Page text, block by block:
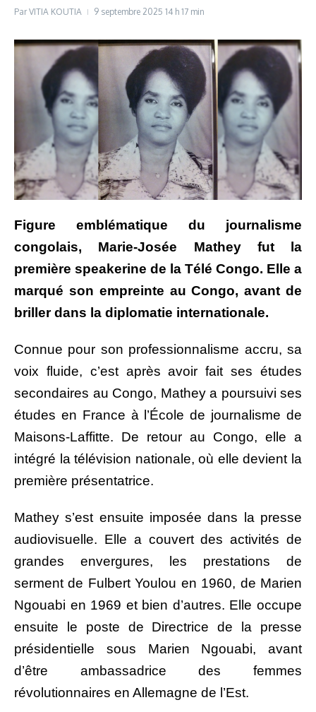
ParVITIA KOUTIA 9 septembre 2025 14 h 17 min
Figure emblématique du journalisme
congolais, Marie-Josée Mathey fut la
première speakerine de la Télé Congo. Elle a
marqué son empreinte au Congo, avant de
briller dans la diplomatie internationale.
Connue pour son professionnalisme accru, sa
voix fluide, c’est après avoir fait ses études
secondaires au Congo, Mathey a poursuivi ses
études en France à l’École de journalisme de
Maisons-Laffitte. De retour au Congo, elle a
intégré la télévision nationale, où elle devient la
première présentatrice.
Mathey s’est ensuite imposée dans la presse
audiovisuelle. Elle a couvert des activités de
grandes envergures, les prestations de
serment de Fulbert Youlou en 1960, de Marien
Ngouabi en 1969 et bien d’autres. Elle occupe
ensuite le poste de Directrice de la presse
présidentielle sous Marien Ngouabi, avant
d’être ambassadrice des femmes
révolutionnaires en Allemagne de l’Est.